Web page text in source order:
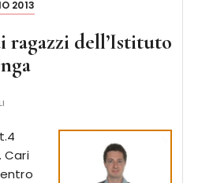
2013
ragazzi dell’Istituto
Cari